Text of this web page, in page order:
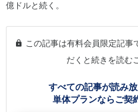
億ドルと続く。
この記事は有料会員限定記事
だくと続きを読む
すべての記事が読み
単体プランならご契